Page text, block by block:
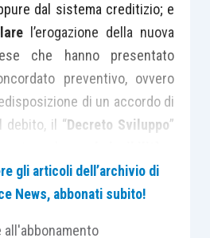
dal sistema creditizio; e
l’erogazione della nuova
che hanno presentato
preventivo, ovvero
di un accordo di
debito, il “Decreto Sviluppo”
di finanziamento, compresi
soggetti differenti dagli
gli articoli dell’archivio di
News, abbonati subito!
all'abbonamento